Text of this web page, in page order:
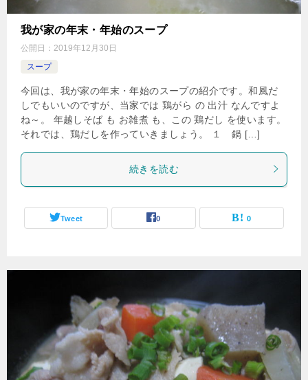
我が家の年末・年始のスープ
公開日： 2019年12月30日
スープ
今回は、我が家の年末・年始のスープの紹介です。和風だ
しでもいいのですが、当家では 鶏がら の 出汁 なんですよ
ね～。 年越しそば も お雑煮 も、この 鶏だし を使います。
それでは、鶏だしを作っていきましょう。 １ 鍋 […]
続きを読む
Tweet 0 0